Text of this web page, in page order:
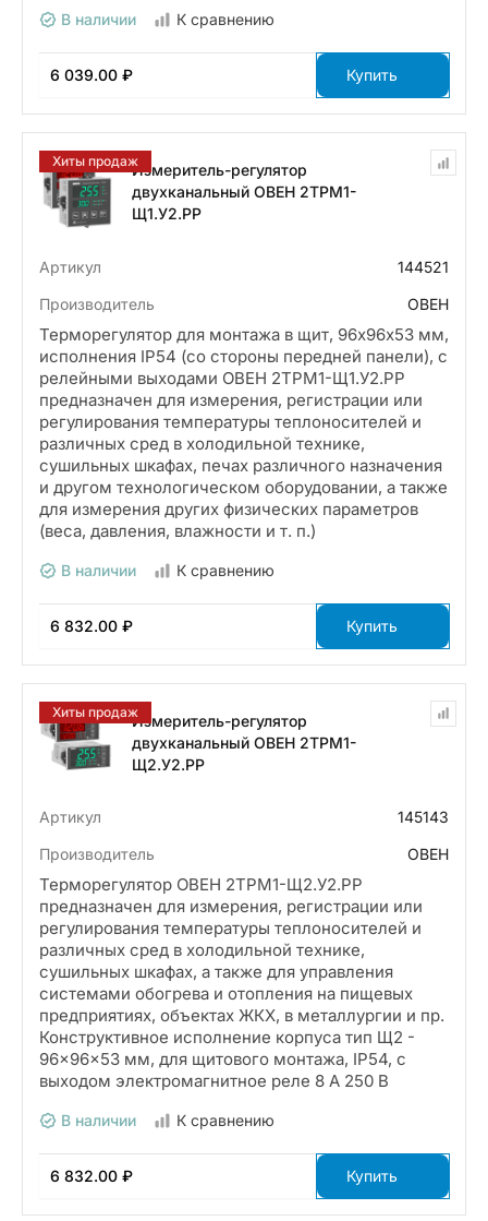
В наличии К сравнению
6 039.00 ₽ Купить
Хиты продажИзмеритель-регулятор
двухканальный ОВЕН 2ТРМ1-
Щ1.У2.РР
Артикул
144521
Производитель
ОВЕН
Терморегулятор для монтажа в щит, 96х96х53 мм,
исполнения IP54 (со стороны передней панели), с
релейными выходами ОВЕН 2ТРМ1-Щ1.У2.РР
предназначен для измерения, регистрации или
регулирования температуры теплоносителей и
различных сред в холодильной технике,
сушильных шкафах, печах различного назначения
и другом технологическом оборудовании, а также
для измерения других физических параметров
(веса, давления, влажности и т. п.)
В наличии К сравнению
6 832.00 ₽ Купить
Хиты продажИзмеритель-регулятор
двухканальный ОВЕН 2ТРМ1-
Щ2.У2.РР
Артикул
145143
Производитель
ОВЕН
Терморегулятор ОВЕН 2ТРМ1-Щ2.У2.РР
предназначен для измерения, регистрации или
регулирования температуры теплоносителей и
различных сред в холодильной технике,
сушильных шкафах, а также для управления
системами обогрева и отопления на пищевых
предприятиях, объектах ЖКХ, в металлургии и пр.
Конструктивное исполнение корпуса тип Щ2 -
96×96×53 мм, для щитового монтажа, IP54, с
выходом электромагнитное реле 8 А 250 В
В наличии К сравнению
6 832.00 ₽ Купить